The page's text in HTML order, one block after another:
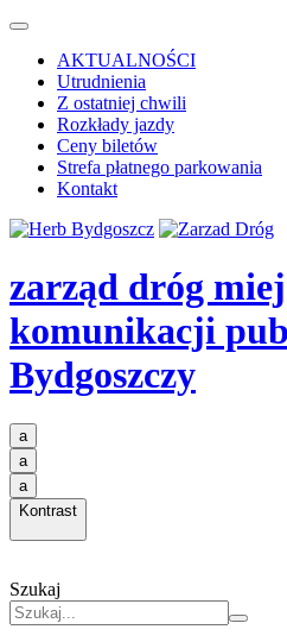
AKTUALNOŚCI
Utrudnienia
Z ostatniej chwili
Rozkłady jazdy
Ceny biletów
Strefa płatnego parkowania
Kontakt
zarząd dróg
komunikacji
Bydgoszczy
a
a
a
Kontrast
Szukaj